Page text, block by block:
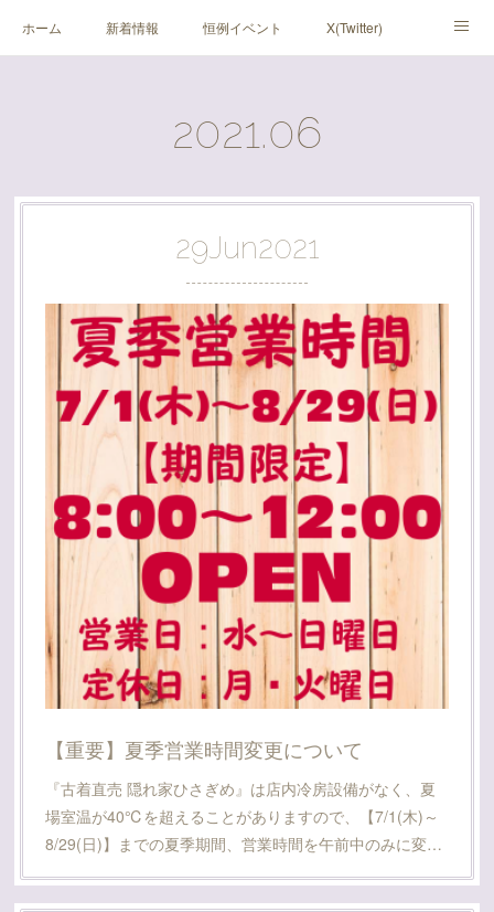
ホーム 新着情報 恒例イベント X(Twitter)
2021.06
29Jun2021
【重要】夏季営業時間変更について
『古着直売 隠れ家ひさぎめ』は店内冷房設備がなく、夏
場室温が40℃を超えることがありますので、【7/1(木)～
8/29(日)】までの夏季期間、営業時間を午前中のみに変…